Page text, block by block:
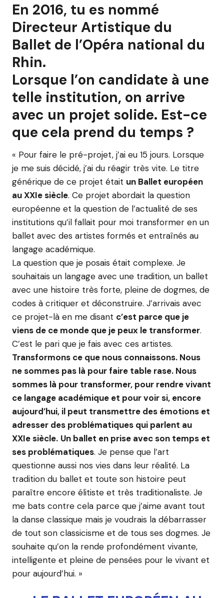
En 2016, tu es nommé
Directeur Artistique du
Ballet de l’Opéra national du
Rhin.
Lorsque l’on candidate à une
telle institution, on arrive
avec un projet solide. Est-ce
que cela prend du temps ?
« Pour faire le pré-projet, j’ai eu 15 jours. Lorsque
je me suis décidé, j’ai du réagir très vite. Le titre
générique de ce projet était un Ballet européen
au XXIe siècle. Ce projet abordait la question
européenne et la question de l’actualité de ses
institutions qu’il fallait pour moi transformer en un
ballet avec des artistes formés et entraînés au
langage académique.
La question que je posais était complexe. Je
souhaitais un langage avec une tradition, un ballet
avec une histoire très forte, pleine de dogmes, de
codes à critiquer et déconstruire. J’arrivais avec
ce projet-là en me disant c’est parce que je
viens de ce monde que je peux le transformer.
C’est le pari que je fais avec ces artistes.
Transformons ce que nous connaissons. Nous
ne sommes pas là pour faire table rase. Nous
sommes là pour transformer, pour rendre vivant
ce langage académique et pour voir si, encore
aujourd’hui, il peut transmettre des émotions et
adresser des problématiques qui parlent au
XXIe siècle. Un ballet en prise avec son temps et
ses problématiques. Je pense que l’art
questionne aussi nos vies dans leur réalité. La
tradition du ballet et toute son histoire peut
paraître encore élitiste et très traditionaliste. Je
me bats contre cela parce que j’aime avant tout
la danse classique mais je voudrais la débarrasser
de tout son classicisme et de tous ses dogmes. Je
souhaite qu’on la rende profondément vivante,
intelligente et pleine de pensées pour le vivant et
pour aujourd’hui. »